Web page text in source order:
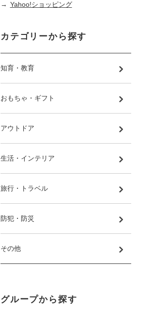
→ Yahoo!ショッピング
カテゴリーから探す
知育・教育
おもちゃ・ギフト
アウトドア
生活・インテリア
旅行・トラベル
防犯・防災
その他
グループから探す